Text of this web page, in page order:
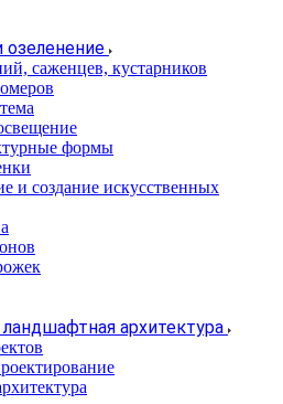
озеленение
саженцев, кустарников
формы
и создание искусственных
архитектура